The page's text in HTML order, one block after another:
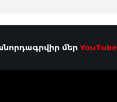
մերYouTube